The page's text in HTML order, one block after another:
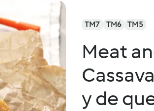
TM7 TM6 TM5
Meat
y de